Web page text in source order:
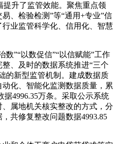
提升了监管效能。聚焦重点领
、检验检测”等“通用+专业”信
业监管科学化、信用化、智慧
数”“以数促信”“以信赋能”工作
、及时的数据系统推进“三个
的新型监管机制。建成数据质
化、智能化监测数据质量，累
据4996.35万条。采取公示系统
属地机关核实整改的方式，分
共修复整改问题数据4993.85